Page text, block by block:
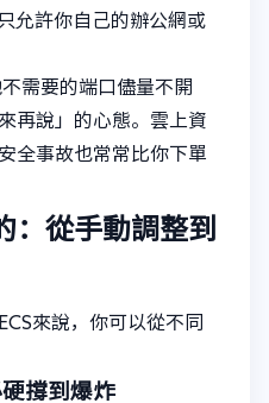
允許你自己的辦公網或
需要的端口儘量不開
再說」的心態。雲上資
全事故也常常比你下單
：從手動調整到
來說，你可以從不同
撐到爆炸